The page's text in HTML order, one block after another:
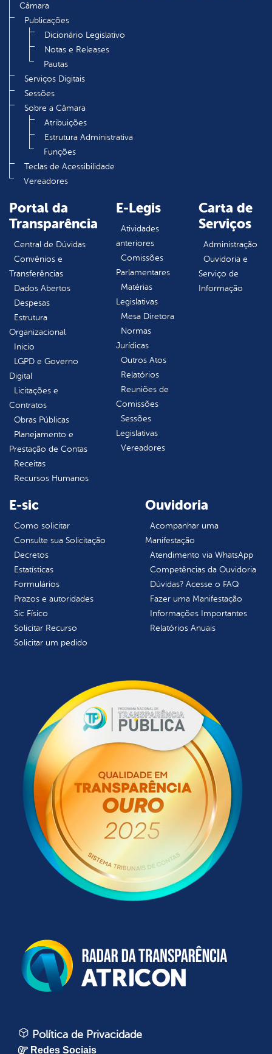
Câmara
Publicações
Dicionário Legislativo
Notas e Releases
Pautas
Serviços Digitais
Sessões
Sobre a Câmara
Atribuições
Estrutura Administrativa
Funções
Teclas de Acessibilidade
Vereadores
Portal da
Transparência
Central de Dúvidas
Convênios e
Transferências
Dados Abertos
Despesas
Estrutura
Organizacional
Inicio
LGPD e Governo
Digital
Licitações e
Contratos
Obras Públicas
Planejamento e
Prestação de Contas
Receitas
Recursos Humanos
E-Legis
Atividades
anteriores
Comissões
Parlamentares
Matérias
Legislativas
Mesa Diretora
Normas
Jurídicas
Outros Atos
Relatórios
Reuniões de
Comissões
Sessões
Legislativas
Vereadores
Carta de
Serviços
Administração
Ouvidoria e
Serviço de
Informação
E-sic
Como solicitar
Consulte sua Solicitação
Decretos
Estatísticas
Formulários
Prazos e autoridades
Sic Físico
Solicitar Recurso
Solicitar um pedido
Ouvidoria
Acompanhar uma
Manifestação
Atendimento via WhatsApp
Competências da Ouvidoria
Dúvidas? Acesse o FAQ
Fazer uma Manifestação
Informações Importantes
Relatórios Anuais
Política de Privacidade
Redes Sociais